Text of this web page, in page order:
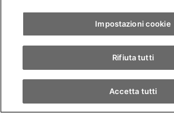
Trasparenza completa
La più grande scelta di
Prova su strada gratuita
Acquisto di un’auto
Prezzo di permuta equo
Trova un'auto
Impostazioni cookie
Rifiuta tutti
Accetta tutti